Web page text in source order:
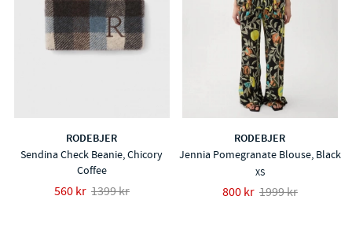
RODEBJER
Sendina Check Beanie, Chicory
Coffee
560 kr 1399 kr
RODEBJER
Jennia Pomegranate Blouse, Black
XS
800 kr 1999 kr